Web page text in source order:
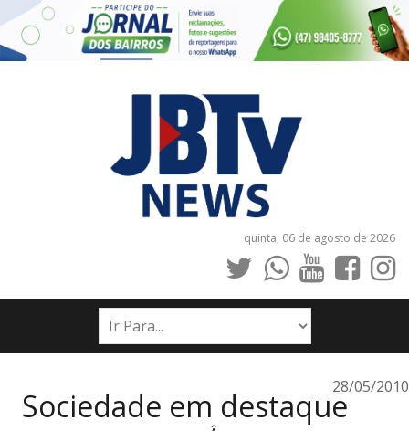
quinta, 06 de agosto de 2026
INÍCIO
NOTÍCIAS
PUBLICAÇÕES LEGAIS
28/05/2010
Sociedade em destaque